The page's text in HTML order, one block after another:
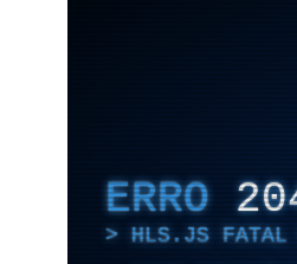
ERRO
HLS.JS FATAL